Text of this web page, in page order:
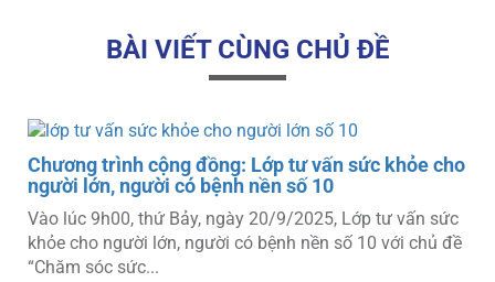
BÀI VIẾT CÙNG CHỦ ĐỀ
cho
vấn sức
chủ đề